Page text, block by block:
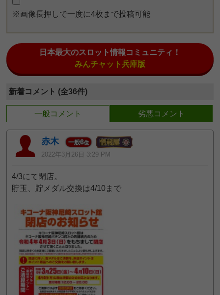
※画像長押しで一度に4枚まで投稿可能
日本最大のスロット情報コミュニティ！
みんチャット兵庫版
新着コメント (全36件)
一般コメント 劣悪コメント
赤木 一般6位
2022年3月26日 3:29 PM
4/3にて閉店。
貯玉、貯メダル交換は4/10まで